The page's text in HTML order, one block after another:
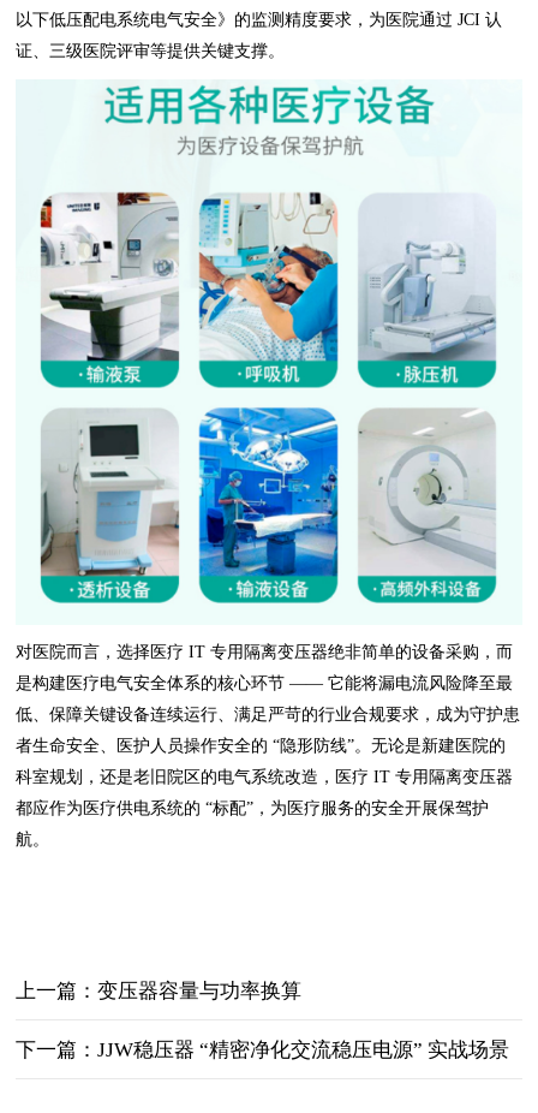
以下低压配电系统电气安全》的监测精度要求，为医院通过 JCI 认
证、三级医院评审等提供关键支撑。
对医院而言，选择医疗 IT 专用隔离变压器绝非简单的设备采购，而
是构建医疗电气安全体系的核心环节 —— 它能将漏电流风险降至最
低、保障关键设备连续运行、满足严苛的行业合规要求，成为守护患
者生命安全、医护人员操作安全的 “隐形防线”。无论是新建医院的
科室规划，还是老旧院区的电气系统改造，医疗 IT 专用隔离变压器
都应作为医疗供电系统的 “标配”，为医疗服务的安全开展保驾护
航。
上一篇：变压器容量与功率换算
下一篇：JJW稳压器 “精密净化交流稳压电源” 实战场景